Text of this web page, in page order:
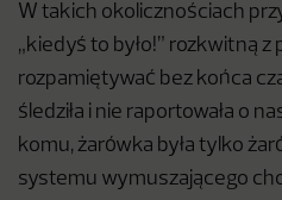
W takich okolicznościach
„kiedyś to było!” rozkwitną z
rozpamiętywać bez końca
śledziła i nie raportowała o
komu, żarówka była tylko
systemu wymuszającego